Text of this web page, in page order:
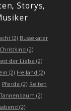
Storys,
(2) Bussekater
Christkind (2)
der Liebe (2)
(2) Heiland (2)
Pferde (2) Reiten
Tannenbaum (2)
(2)